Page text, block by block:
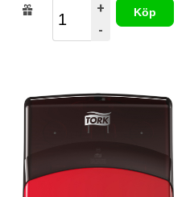
+
-
Köp